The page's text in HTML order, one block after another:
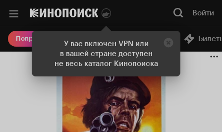
У вас включен VPN или
в вашей стране доступен
не весь каталог Кинопоиска
Войти
Попробовать Плюс Онлайн-кинотеатр